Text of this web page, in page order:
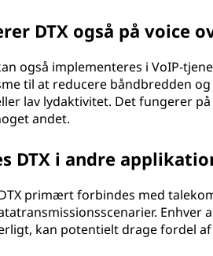
DTX også på voice
også implementeres i VoIP-
til at reducere båndbredden
lav lydaktivitet. Det fungerer
andet.
DTX i andre
primært forbindes med
Enhver
kan potentielt drage fordel